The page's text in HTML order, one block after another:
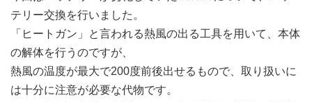
テリー交換を行いました。
「ヒートガン」と言われる熱風の出る工具を用いて、本体
の解体を行うのですが、
熱風の温度が最大で200度前後出せるもので、取り扱いに
は十分に注意が必要な代物です。